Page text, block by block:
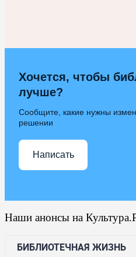
Хочется, чтобы
лучше?
Сообщите, какие нужны
решении
Написать
Наши анонсы на